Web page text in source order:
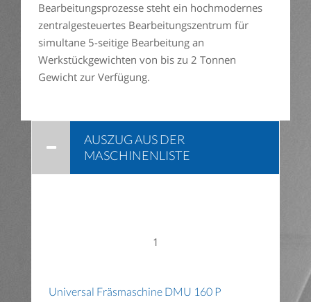
Bearbeitungsprozesse steht ein hochmodernes
zentralgesteuertes Bearbeitungszentrum für
simultane 5-seitige Bearbeitung an
Werkstückgewichten von bis zu 2 Tonnen
Gewicht zur Verfügung.
AUSZUG AUS DER
MASCHINENLISTE
1
Universal Fräsmaschine DMU 160 P